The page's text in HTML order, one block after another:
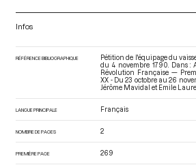
Infos
RÉFÉRENCE BIBLIOGRAPHIQUE
Pétition de l'équipage du
du 4 novembre 1790. Dans :
Révolution Française —
XX - Du 23 octobre au 26
Jérôme Mavidal et Emile
LANGUE PRINCIPALE Français
NOMBRE DE PAGES 2
PREMIÈRE PAGE 269